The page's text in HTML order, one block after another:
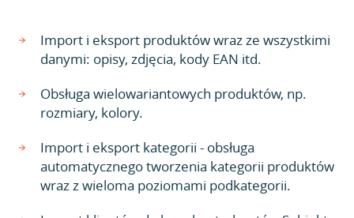
Import i eksport produktów wraz ze wszystkimi
danymi: opisy, zdjęcia, kody EAN itd.
Obsługa wielowariantowych produktów, np.
rozmiary, kolory.
Import i eksport kategorii - obsługa
automatycznego tworzenia kategorii produktów
wraz z wieloma poziomami podkategorii.